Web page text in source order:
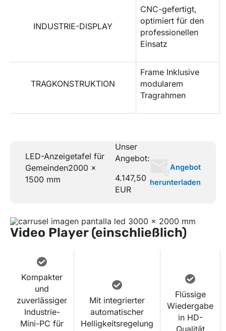
INDUSTRIE-DISPLAY
CNC-gefertigt,
optimiert für den
professionellen
Einsatz
TRAGKONSTRUKTION
Frame Inklusive
modularem
Tragrahmen
LED-Anzeigetafel für
Gemeinden2000 x
1500 mm
Unser
Angebot:
4.147,50
EUR
Angebot
herunterladen
Video Player (einschließlich)
Kompakter
und
zuverlässiger
Industrie-
Mini-PC für
Mit integrierter
automatischer
Helligkeitsregelung
Flüssige
Wiedergabe
in HD-
Qualität